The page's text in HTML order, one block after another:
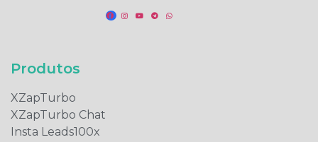
Produtos​
XZapTurbo
XZapTurbo Chat
Insta Leads100x